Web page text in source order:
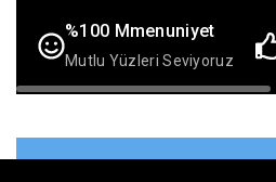
%100 Mmenuniyet
Mutlu Yüzleri Seviyoruz